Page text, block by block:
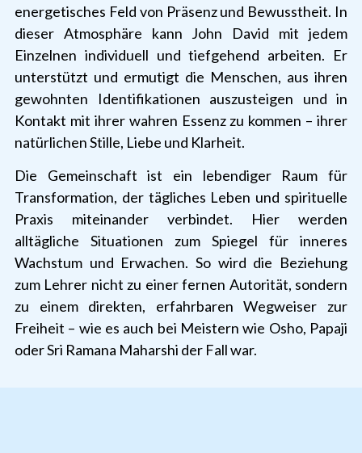
energetisches Feld von Präsenz und Bewusstheit. In
dieser Atmosphäre kann John David mit jedem
Einzelnen individuell und tiefgehend arbeiten. Er
unterstützt und ermutigt die Menschen, aus ihren
gewohnten Identifikationen auszusteigen und in
Kontakt mit ihrer wahren Essenz zu kommen – ihrer
natürlichen Stille, Liebe und Klarheit.
Die Gemeinschaft ist ein lebendiger Raum für
Transformation, der tägliches Leben und spirituelle
Praxis miteinander verbindet. Hier werden
alltägliche Situationen zum Spiegel für inneres
Wachstum und Erwachen. So wird die Beziehung
zum Lehrer nicht zu einer fernen Autorität, sondern
zu einem direkten, erfahrbaren Wegweiser zur
Freiheit – wie es auch bei Meistern wie Osho, Papaji
oder Sri Ramana Maharshi der Fall war.